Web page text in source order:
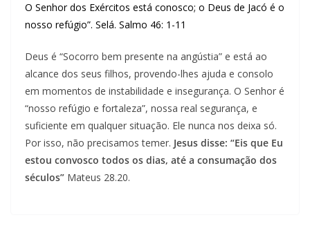
O Senhor dos Exércitos está conosco; o Deus de Jacó é o
nosso refúgio”. Selá. Salmo 46: 1-11
Deus é “Socorro bem presente na angústia” e está ao
alcance dos seus filhos, provendo-lhes ajuda e consolo
em momentos de instabilidade e insegurança. O Senhor é
“nosso refúgio e fortaleza”, nossa real segurança, e
suficiente em qualquer situação. Ele nunca nos deixa só.
Por isso, não precisamos temer. Jesus disse: “Eis que Eu
estou convosco todos os dias, até a consumação dos
séculos” Mateus 28.20.